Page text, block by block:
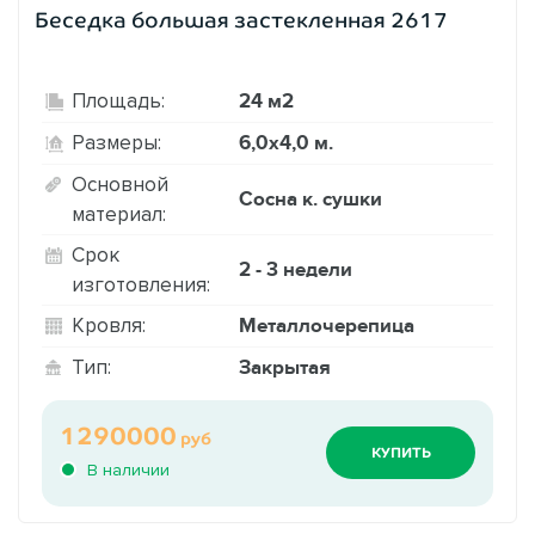
Беседка большая застекленная 2617
Площадь: 24 м2
Размеры: 6,0х4,0 м.
Основной
материал:
Сосна к. сушки
Срок
изготовления:
2 - 3 недели
Кровля: Металлочерепица
Тип: Закрытая
В наличии
1290000 руб
КУПИТЬ